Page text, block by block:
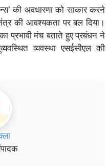
की अवधारणा को साकार करने
की आवश्यकता पर बल दिया।
प्रभावी मंच बताते हुए प्रबंधन ने
व्यवस्था एसईसीएल की